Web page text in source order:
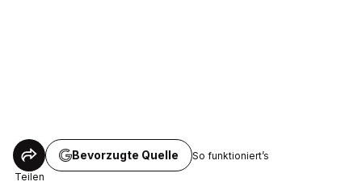
Teilen
Bevorzugte Quelle So funktioniert’s